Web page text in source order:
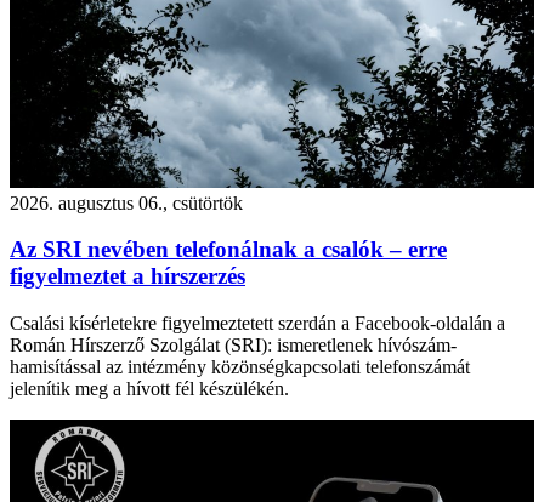
2026. augusztus 06., csütörtök
Az SRI nevében telefonálnak a csalók – erre
figyelmeztet a hírszerzés
Csalási kísérletekre figyelmeztetett szerdán a Facebook-oldalán a
Román Hírszerző Szolgálat (SRI): ismeretlenek hívószám-
hamisítással az intézmény közönségkapcsolati telefonszámát
jelenítik meg a hívott fél készülékén.